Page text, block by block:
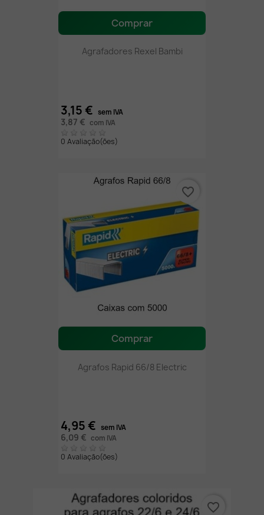
Comprar
Agrafadores Rexel Bambi
3,15 € sem IVA
3,87 € com IVA
0 Avaliação(ões)
Comprar
Agrafos Rapid 66/8 Electric
4,95 € sem IVA
6,09 € com IVA
0 Avaliação(ões)
favorite_border
favorite_border